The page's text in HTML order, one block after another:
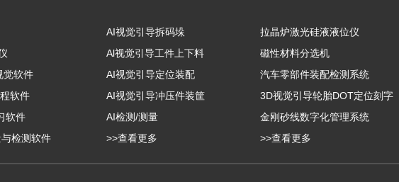
觉软件
软件
软件
与检测软件
AI视觉引导拆码垛
Al视觉引导工件上下料
AI视觉引导定位装配
AI视觉引导冲压件装筐
AI检测/测量
>>查看更多
拉晶炉激光硅液液位仪
磁性材料分选机
汽车零部件装配检测系统
3D视觉引导轮胎DOT定位刻字
金刚砂线数字化管理系统
>>查看更多